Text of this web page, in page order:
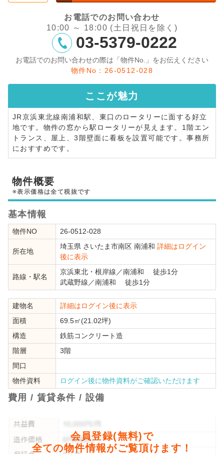
お電話でのお問い合わせ
10:00 ～ 18:00 (土日祝日を除く)
03-5379-0222
お電話でのお問い合わせの際は「物件No.」をお伝えください
物件No：26-0512-028
ここが魅力
JR京浜東北線南浦和駅、東口のロータリーに面する好立
地です。物件の窓から駅ロータリーが見えます。1階エン
トランス、屋上、3階壁面に看板を設置可能です。事務所
におすすめです。
物件概要
※表示価格は全て税抜です
基本情報
物件NO 26-0512-028
所在地
埼玉県 さいたま市南区 南浦和 詳細はログイン
後に表示
路線・駅名
京浜東北・根岸線 ／南浦和 徒歩1分
武蔵野線 ／南浦和 徒歩1分
建物名
詳細はログイン後に表示
面積
69.5㎡(21.02坪)
構造
鉄筋コンクリート造
階層
3階
間口
物件資料
ログイン後に物件資料がご確認いただけます
費用 / 賃貸条件 / 設備
会員登録(無料)で
全ての物件情報がご覧頂けます！